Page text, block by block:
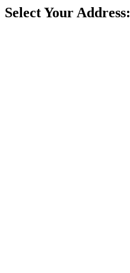
Select Your Address: